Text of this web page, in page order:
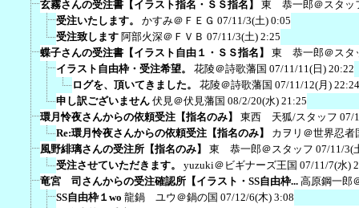
玄霧さんの受注書【イラスト指名・ＳＳ指名】
東 恭一郎＠スタッ
受注いたします。
かすみ＠ＦＥＧ 07/11/3(土) 0:05
受注致します 阿部火深＠ＦＶＢ 07/11/3(土) 2:25
蝶子さんの受注書【イラスト自由１・ＳＳ指名】
東 恭一郎＠スタ
イラスト自由枠・受注希望。
花陵＠詩歌藩国 07/11/11(日) 20:22
ログを、頂いてきました。
花陵＠詩歌藩国 07/11/12(月) 22:24
申し訳ございません 伏見＠伏見藩国 08/2/20(水) 21:25
環月怜夜さんからの依頼受注【指名のみ】
東西 天狐/スタッフ 07/
Re:環月怜夜さんからの依頼受注【指名のみ】
カヲリ＠世界忍者
風野緋璃さんの受注所【指名のみ】
東 恭一郎＠スタッフ 07/11/3(
受注させていただきます。
yuzuki＠ビギナーズ王国 07/11/7(水)
竜宮 司さんからの受注確認所【イラスト・SS自由枠... 高原鋼一郎
SS自由枠１wo 龍鍋 ユウ＠鍋の国 07/12/6(木) 3:08